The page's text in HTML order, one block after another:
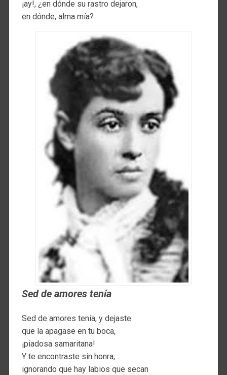
¡ay!, ¿en dónde su rastro dejaron,
en dónde, alma mía?
Sed de amores tenía
Sed de amores tenía, y dejaste
que la apagase en tu boca,
¡piadosa samaritana!
Y te encontraste sin honra,
ignorando que hay labios que secan